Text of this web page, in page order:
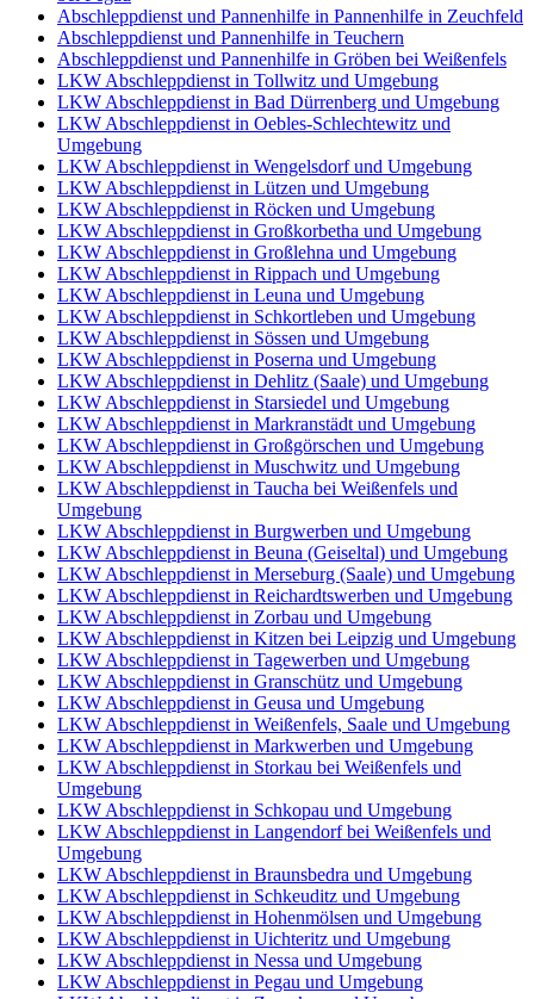
Abschleppdienst und Pannenhilfe in Pannenhilfe in Zeuchfeld
Abschleppdienst und Pannenhilfe in Teuchern
Abschleppdienst und Pannenhilfe in Gröben bei Weißenfels
LKW Abschleppdienst in Tollwitz und Umgebung
LKW Abschleppdienst in Bad Dürrenberg und Umgebung
LKW Abschleppdienst in Oebles-Schlechtewitz und
Umgebung
LKW Abschleppdienst in Wengelsdorf und Umgebung
LKW Abschleppdienst in Lützen und Umgebung
LKW Abschleppdienst in Röcken und Umgebung
LKW Abschleppdienst in Großkorbetha und Umgebung
LKW Abschleppdienst in Großlehna und Umgebung
LKW Abschleppdienst in Rippach und Umgebung
LKW Abschleppdienst in Leuna und Umgebung
LKW Abschleppdienst in Schkortleben und Umgebung
LKW Abschleppdienst in Sössen und Umgebung
LKW Abschleppdienst in Poserna und Umgebung
LKW Abschleppdienst in Dehlitz (Saale) und Umgebung
LKW Abschleppdienst in Starsiedel und Umgebung
LKW Abschleppdienst in Markranstädt und Umgebung
LKW Abschleppdienst in Großgörschen und Umgebung
LKW Abschleppdienst in Muschwitz und Umgebung
LKW Abschleppdienst in Taucha bei Weißenfels und
Umgebung
LKW Abschleppdienst in Burgwerben und Umgebung
LKW Abschleppdienst in Beuna (Geiseltal) und Umgebung
LKW Abschleppdienst in Merseburg (Saale) und Umgebung
LKW Abschleppdienst in Reichardtswerben und Umgebung
LKW Abschleppdienst in Zorbau und Umgebung
LKW Abschleppdienst in Kitzen bei Leipzig und Umgebung
LKW Abschleppdienst in Tagewerben und Umgebung
LKW Abschleppdienst in Granschütz und Umgebung
LKW Abschleppdienst in Geusa und Umgebung
LKW Abschleppdienst in Weißenfels, Saale und Umgebung
LKW Abschleppdienst in Markwerben und Umgebung
LKW Abschleppdienst in Storkau bei Weißenfels und
Umgebung
LKW Abschleppdienst in Schkopau und Umgebung
LKW Abschleppdienst in Langendorf bei Weißenfels und
Umgebung
LKW Abschleppdienst in Braunsbedra und Umgebung
LKW Abschleppdienst in Schkeuditz und Umgebung
LKW Abschleppdienst in Hohenmölsen und Umgebung
LKW Abschleppdienst in Uichteritz und Umgebung
LKW Abschleppdienst in Nessa und Umgebung
LKW Abschleppdienst in Pegau und Umgebung